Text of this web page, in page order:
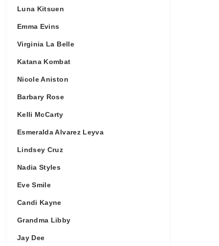
Luna Kitsuen
Emma Evins
Virginia La Belle
Katana Kombat
Nicole Aniston
Barbary Rose
Kelli McCarty
Esmeralda Alvarez Leyva
Lindsey Cruz
Nadia Styles
Eve Smile
Candi Kayne
Grandma Libby
Jay Dee